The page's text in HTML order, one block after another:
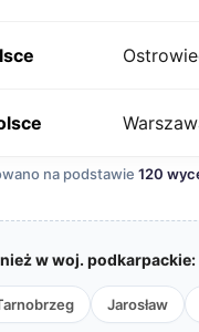
na podstawie 120
w woj. podkarpackie:
Jarosław